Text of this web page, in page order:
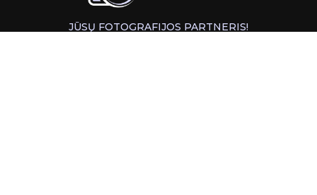
JŪSŲ FOTOGRAFIJOS PARTNERIS!